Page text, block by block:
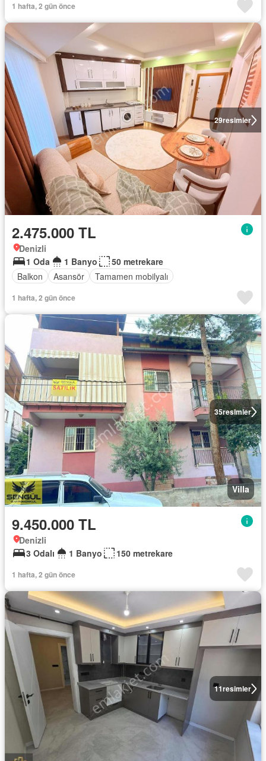
1 hafta, 2 gün önce
29resimler
2.475.000 TL
Denizli
1 Oda
1 Banyo
50 metrekare
Balkon
Asansör Tamamen mobilyalı
1 hafta, 2 gün önce
35resimler
Villa
9.450.000 TL
Denizli
3 Odalı
1 Banyo 150 metrekare
1 hafta, 2 gün önce
11resimler